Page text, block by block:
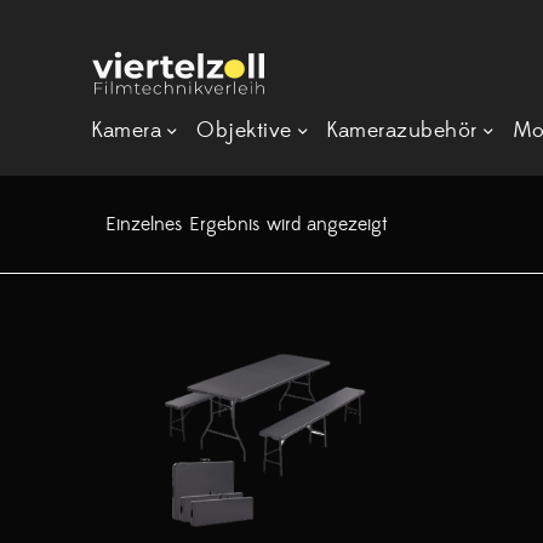
Kamera Objektive Kamerazubehör
Einzelnes Ergebnis wird angezeigt